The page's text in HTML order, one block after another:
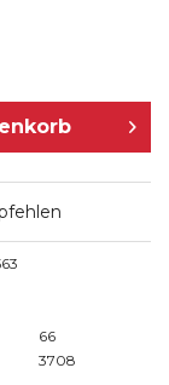
66
3708